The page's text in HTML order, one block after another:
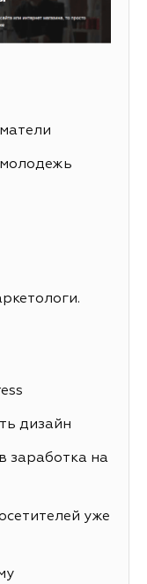
дизайн
заработка на
уже